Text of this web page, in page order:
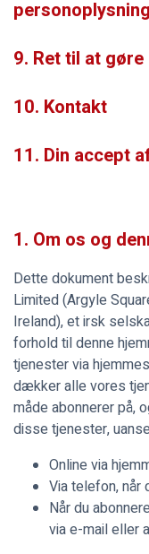
9. Ret til at
10. Kontakt
11. Din accept
1. Om os og
Dette dokument
Limited (Argyle
Ireland), et irsk
forhold til denne
tjenester via
dækker alle vores
måde abonnerer på,
disse tjenester,
Online via
Via telefon, når
Når du
via e-mail eller